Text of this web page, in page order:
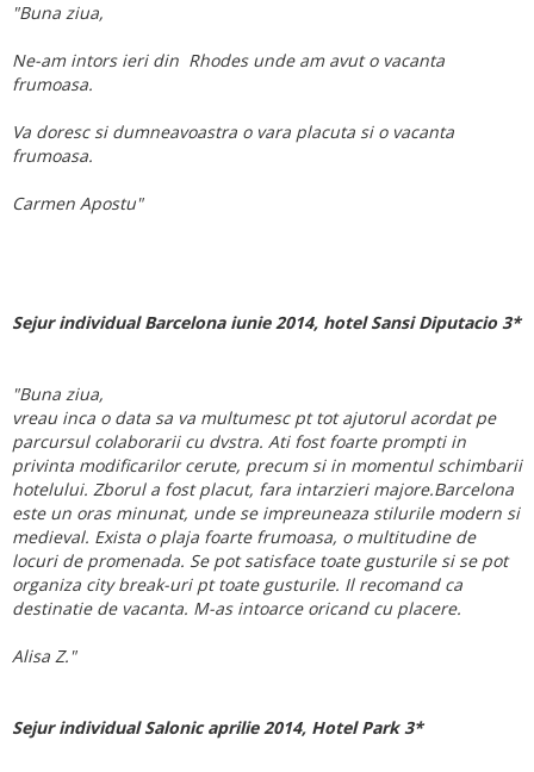
"Buna ziua,
Ne-am intors ieri din Rhodes unde am avut o vacanta
frumoasa.
Va doresc si dumneavoastra o vara placuta si o vacanta
frumoasa.
Carmen Apostu"
Sejur individual Barcelona iunie 2014, hotel Sansi Diputacio 3*
"Buna ziua,
vreau inca o data sa va multumesc pt tot ajutorul acordat pe
parcursul colaborarii cu dvstra. Ati fost foarte prompti in
privinta modificarilor cerute, precum si in momentul schimbarii
hotelului. Zborul a fost placut, fara intarzieri majore.Barcelona
este un oras minunat, unde se impreuneaza stilurile modern si
medieval. Exista o plaja foarte frumoasa, o multitudine de
locuri de promenada. Se pot satisface toate gusturile si se pot
organiza city break-uri pt toate gusturile. Il recomand ca
destinatie de vacanta. M-as intoarce oricand cu placere.
Alisa Z."
Sejur individual Salonic aprilie 2014, Hotel Park 3*